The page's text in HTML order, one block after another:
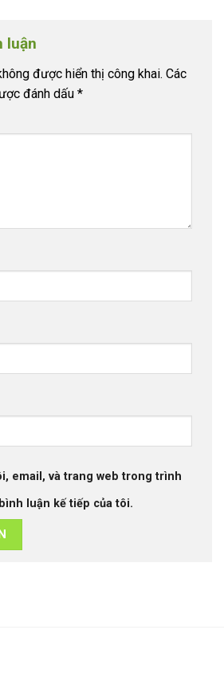
luận
được hiển thị công khai. Các
đánh dấu *
email, và trang web trong trình
luận kế tiếp của tôi.